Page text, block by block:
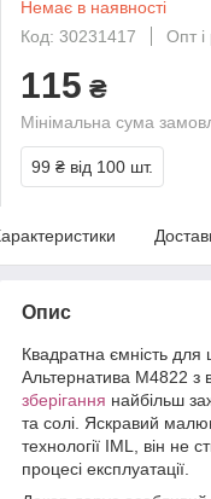
Немає в наявності
Код: 30231417
Опт і
115 ₴
Мінімальна сума
99 ₴ від 100 шт.
Опис
Квадратна ємність
Альтернатива М4822 з
зберігання найбільш
та солі. Яскравий
технології IML, він не
процесі експлуатації.